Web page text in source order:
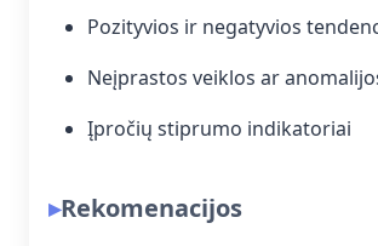
Pozityvios ir negatyvios
Neįprastos veiklos ar
Įpročių stiprumo indikatoriai
Rekomenacijos